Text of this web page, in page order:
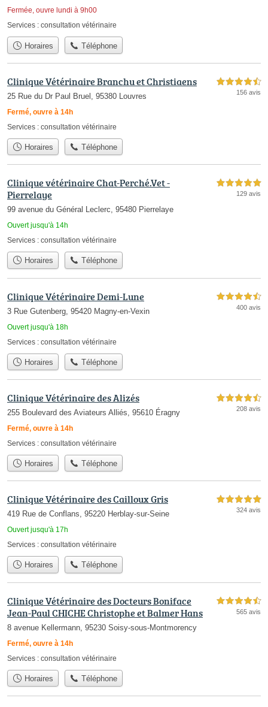
Fermée, ouvre lundi à 9h00
Services : consultation vétérinaire
Horaires Téléphone
Clinique Vétérinaire Branchu et Christiaens
25 Rue du Dr Paul Bruel, 95380 Louvres
Fermé, ouvre à 14h
4,5 étoiles sur 5
156 avis
Services : consultation vétérinaire
Horaires Téléphone
Clinique vétérinaire Chat-Perché.Vet -
Pierrelaye
99 avenue du Général Leclerc, 95480 Pierrelaye
Ouvert jusqu'à 14h
5,0 étoiles sur 5
129 avis
Services : consultation vétérinaire
Horaires Téléphone
Clinique Vétérinaire Demi-Lune
3 Rue Gutenberg, 95420 Magny-en-Vexin
Ouvert jusqu'à 18h
4,5 étoiles sur 5
400 avis
Services : consultation vétérinaire
Horaires Téléphone
Clinique Vétérinaire des Alizés
255 Boulevard des Aviateurs Alliés, 95610 Éragny
Fermé, ouvre à 14h
4,5 étoiles sur 5
208 avis
Services : consultation vétérinaire
Horaires Téléphone
Clinique Vétérinaire des Cailloux Gris
419 Rue de Conflans, 95220 Herblay-sur-Seine
Ouvert jusqu'à 17h
5,0 étoiles sur 5
324 avis
Services : consultation vétérinaire
Horaires Téléphone
Clinique Vétérinaire des Docteurs Boniface
Jean-Paul CHICHE Christophe et Balmer Hans
8 avenue Kellermann, 95230 Soisy-sous-Montmorency
Fermé, ouvre à 14h
4,5 étoiles sur 5
565 avis
Services : consultation vétérinaire
Horaires Téléphone